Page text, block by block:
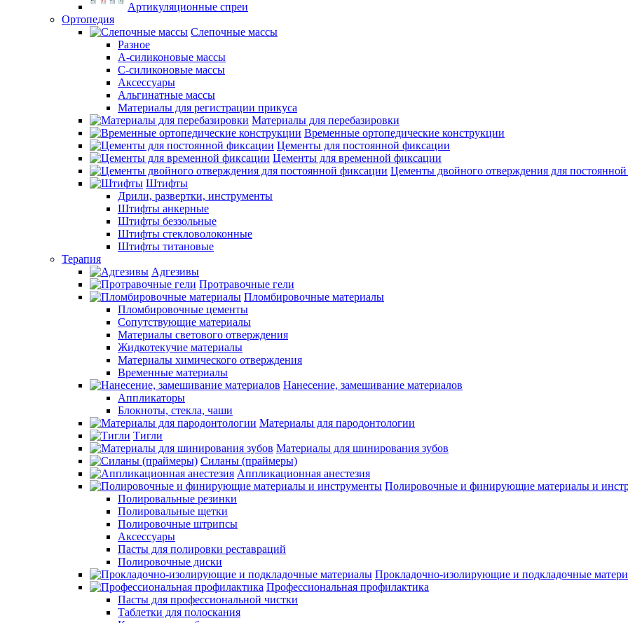
Артикуляционные спреи
Ортопедия
Слепочные массы
Разное
А-силиконовые массы
С-силиконовые массы
Аксессуары
Альгинатные массы
Материалы для регистрации прикуса
Материалы для перебазировки
Временные ортопедические конструкции
Цементы для постоянной фиксации
Цементы для временной фиксации
Цементы двойного отверждения для
Штифты
Дрили, развертки, инструменты
Штифты анкерные
Штифты беззольные
Штифты стекловолоконные
Штифты титановые
Терапия
Адгезивы
Протравочные гели
Пломбировочные материалы
Пломбировочные цементы
Сопутствующие материалы
Материалы светового отверждения
Жидкотекучие материалы
Материалы химического отверждения
Временные материалы
Нанесение, замешивание материалов
Аппликаторы
Блокноты, стекла, чаши
Материалы для пародонтологии
Тигли
Материалы для шинирования зубов
Силаны (праймеры)
Аппликационная анестезия
Полировочные и финирующие материалы и
Полировальные резинки
Полировальные щетки
Полировочные штрипсы
Аксессуары
Пасты для полировки реставраций
Полировочные диски
Прокладочно-изолирующие и подкладочные
Профессиональная профилактика
Пасты для профессиональной чистки
Таблетки для полоскания